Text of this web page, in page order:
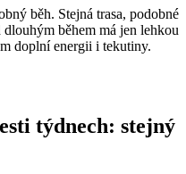
běh. Stejná trasa, podobné
během má jen lehkou
doplní energii i tekutiny.
týdnech: stejný